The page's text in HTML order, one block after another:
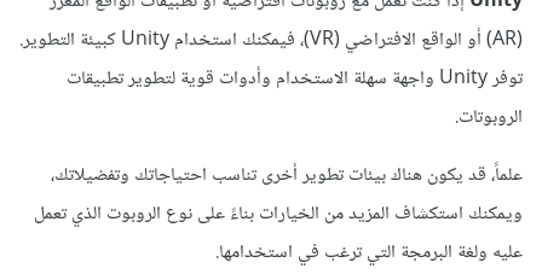
(AR) أو الواقع الافتراضي (VR)، فيمكنك استخدام Unity كبيئة التطوير.
توفر Unity واجهة سهلة الاستخدام وأدوات قوية لتطوير تطبيقات
الروبوتات.
علماً، قد يكون هناك بيئات تطوير أخرى تناسب احتياجاتك وتفضيلاتك،
ويمكنك استكشاف المزيد من الخيارات بناءً على نوع الروبوت الذي تعمل
عليه ولغة البرمجة التي ترغب في استخدامها.